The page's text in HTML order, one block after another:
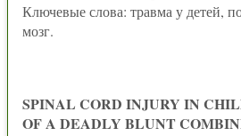
Ключевые слова: травма у детей,
мозг.
SPINAL CORD INJURY IN
OF A DEADLY BLUNT